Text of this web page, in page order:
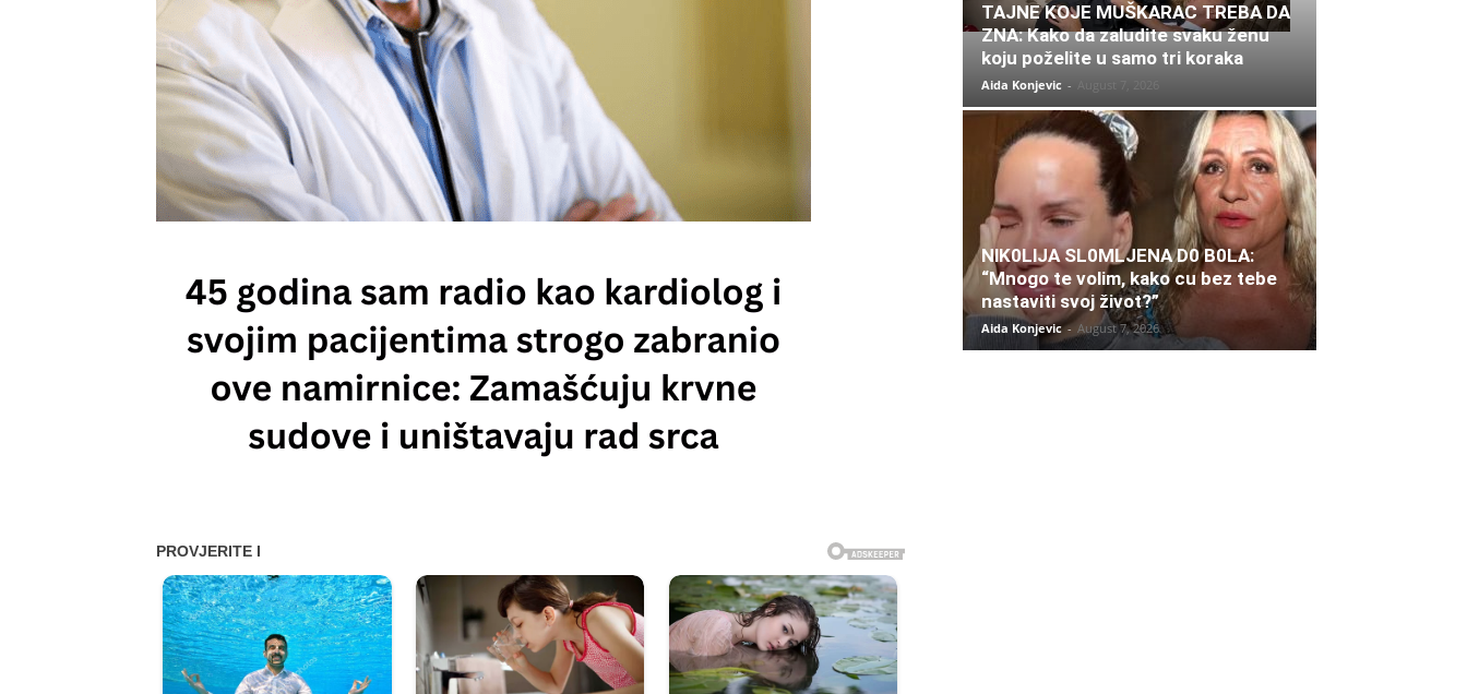
TAJNE KOJE MUŠKARAC TREBA DA
ZNA: Kako da zaludite svaku ženu
koju poželite u samo tri koraka
Aida Konjevic -
NlK0LlJA SL0MLJENA D0 B0LA:
“Mnogo te volim, kako cu bez tebe
nastaviti svoj život?”
Aida Konjevic - August 7, 2026